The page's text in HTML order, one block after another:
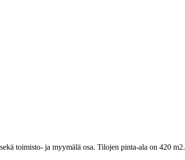
toimisto- ja myymälä osa. Tilojen pinta-ala on 420 m2.